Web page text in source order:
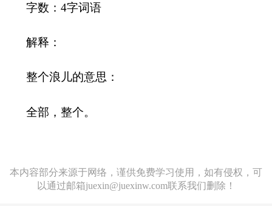
字数：4字词语
解释：
整个浪儿的意思：
全部，整个。
本内容部分来源于网络，谨供免费学习使用，如有侵权，可
以通过邮箱juexin@juexinw.com联系我们删除！